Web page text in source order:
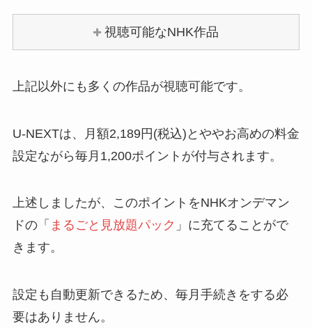
視聴可能なNHK作品
上記以外にも多くの作品が視聴可能です。
U-NEXTは、月額2,189円(税込)とややお高めの料金
設定ながら毎月1,200ポイントが付与されます。
上述しましたが、このポイントをNHKオンデマン
ドの「 まるごと見放題パック 」に充てることがで
きます。
設定も自動更新できるため、毎月手続きをする必
要はありません。